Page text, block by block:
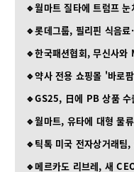
🔹월마트 질타에 트럼프
🔹롯데그룹, 필리핀 식음
🔹한국패션협회, 무신사와
🔹약사 전용 쇼핑몰 '바로
🔹GS25, 日에 PB 상품 수
🔹월마트, 유타에 대형 물
🔹틱톡 미국 전자상거래팀
🔹메르카도 리브레, 새